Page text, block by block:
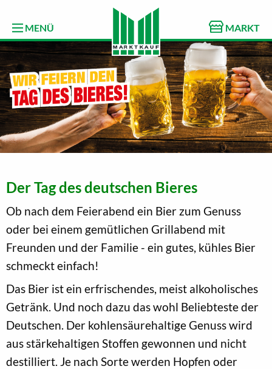
MENÜ MARKT
Der Tag des deutschen Bieres
Ob nach dem Feierabend ein Bier zum Genuss
oder bei einem gemütlichen Grillabend mit
Freunden und der Familie - ein gutes, kühles Bier
schmeckt einfach!
Das Bier ist ein erfrischendes, meist alkoholisches
Getränk. Und noch dazu das wohl Beliebteste der
Deutschen. Der kohlensäurehaltige Genuss wird
aus stärkehaltigen Stoffen gewonnen und nicht
destilliert. Je nach Sorte werden Hopfen oder